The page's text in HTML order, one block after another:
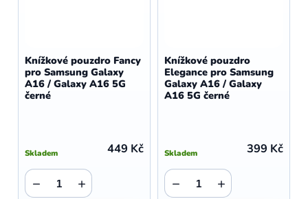
Knížkové pouzdro Fancy
pro Samsung Galaxy
A16 / Galaxy A16 5G
černé
Skladem 449 Kč
+
−
Knížkové pouzdro
Elegance pro Samsung
Galaxy A16 / Galaxy
A16 5G černé
Skladem 399 Kč
+
−